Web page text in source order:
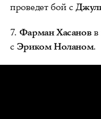
проведет бой с
7. Фарман Хасанов в
с Эриком Ноланом.